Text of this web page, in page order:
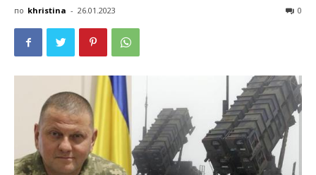
по khristina - 26.01.2023 0